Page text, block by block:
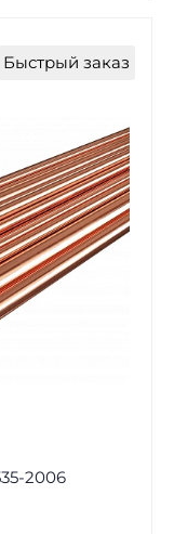
Быстрый заказ
2006